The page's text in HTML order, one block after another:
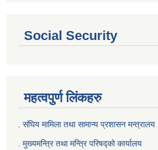
Social Security
महत्वपुर्ण लिंकहरु
. संघिय मामिला तथा सामान्य प्रशासन मन्त्रालय
. मुख्यमन्त्रि तथा मन्त्रि परिषद्को कार्यालय